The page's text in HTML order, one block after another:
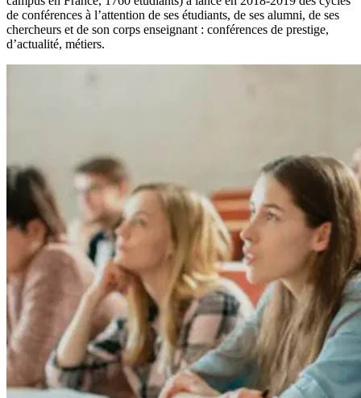
de conférences à l’attention de ses étudiants, de ses alumni, de ses
chercheurs et de son corps enseignant : conférences de prestige,
d’actualité, métiers.